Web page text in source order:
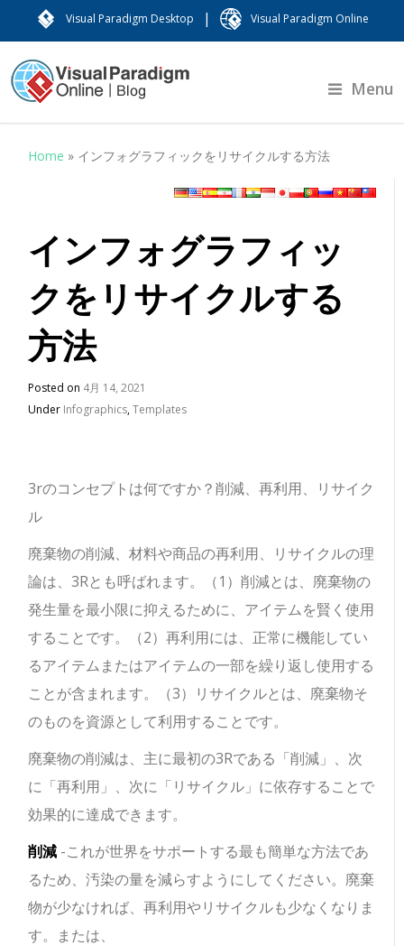
Visual Paradigm Desktop | Visual Paradigm Online
Menu
Home » インフォグラフィックをリサイクルする方法
インフォグラフィッ
クをリサイクルする
方法
Posted on 4月 14, 2021
Under Infographics,Templates
3rのコンセプトは何ですか？削減、再利用、リサイク
ル
廃棄物の削減、材料や商品の再利用、リサイクルの理
論は、3Rとも呼ばれます。（1）削減とは、廃棄物の
発生量を最小限に抑えるために、アイテムを賢く使用
することです。（2）再利用には、正常に機能してい
るアイテムまたはアイテムの一部を繰り返し使用する
ことが含まれます。（3）リサイクルとは、廃棄物そ
のものを資源として利用することです。
廃棄物の削減は、主に最初の3Rである「削減」、次
に「再利用」、次に「リサイクル」に依存することで
効果的に達成できます。
削減 -これが世界をサポートする最も簡単な方法であ
るため、汚染の量を減らすようにしてください。廃棄
物が少なければ、再利用やリサイクルも少なくなりま
す。または、